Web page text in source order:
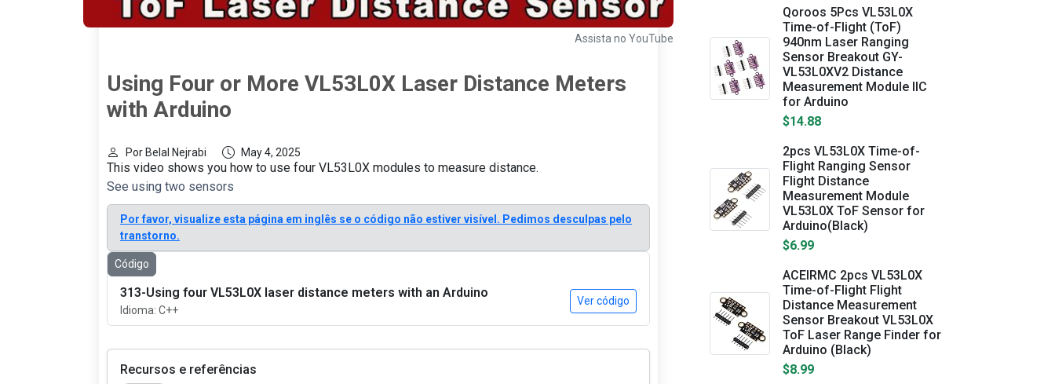
Assista no YouTube
Using Four or More VL53L0X Laser Distance Meters
with Arduino
Por Belal Nejrabi May 4, 2025
This video shows you how to use four VL53L0X modules to measure distance.
See using two sensors
Por favor, visualize esta página em inglês se o código não estiver visível. Pedimos desculpas pelo
transtorno.
Código
313-Using four VL53L0X laser distance meters with an Arduino
Idioma: C++
Ver código
Recursos e referências
Qoroos 5Pcs VL53L0X
Time-of-Flight (ToF)
940nm Laser Ranging
Sensor Breakout GY-
VL53L0XV2 Distance
Measurement Module IIC
for Arduino
$14.88
2pcs VL53L0X Time-of-
Flight Ranging Sensor
Flight Distance
Measurement Module
VL53L0X ToF Sensor for
Arduino(Black)
$6.99
ACEIRMC 2pcs VL53L0X
Time-of-Flight Flight
Distance Measurement
Sensor Breakout VL53L0X
ToF Laser Range Finder for
Arduino (Black)
$8.99